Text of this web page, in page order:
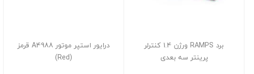
برد RAMPS ورژن 1.4 کنترلر
پرینتر سه بعدی
درایور استپر موتور A4988 قرمز
(Red)